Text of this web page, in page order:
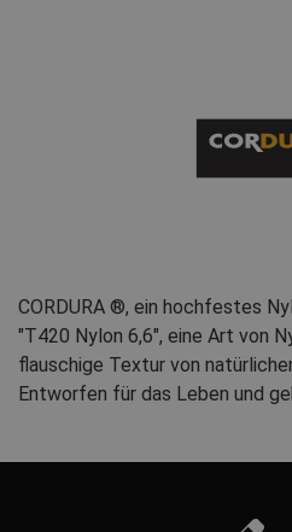
CORDURA ®, ein hochfestes
"T420 Nylon 6,6", eine Art von
flauschige Textur von
Entworfen für das Leben und